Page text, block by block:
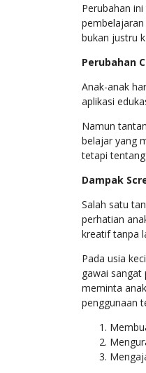
Perubahan
bukan justru
Perubahan
Anak-anak
aplikasi
Namun
belajar yang
tetapi
Dampak
Salah satu
perhatian
kreatif tanpa
Pada usia
gawai sangat
meminta
penggunaan